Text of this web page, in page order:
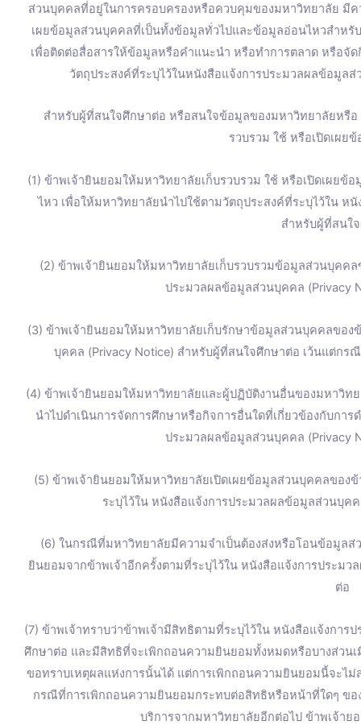
ส่วนบุคคลที่อยู่ในการครอบครองหรือควบคุมของมหาวิทยาลัย มี
เผยข้อมูลส่วนบุคคลที่เป็นทั้งข้อมูลทั่วไปและข้อมูลอ่อนไหวสำห
เพื่อติดต่อสื่อสารให้ข้อมูลหรือคำแนะนำ หรือทำการตลาด หรือจั
วัตถุประสงค์ที่ระบุไว้ในหนังสือแจ้งการประมวลผลข้อมูล
สำหรับผู้ที่สนใจศึกษาต่อ หรือสนใจข้อมูลของมหาวิทยาลัยหรื
รวบรวม ใช้ หรือเปิดเผย
(1) ข้าพเจ้ายินยอมให้มหาวิทยาลัยเก็บรวบรวม ใช้ หรือเปิดเผย
ไหว เพื่อให้มหาวิทยาลัยนำไปใช้ตามวัตถุประสงค์ที่ระบุไว้ใน
สำหรับผู้ที่สนใ
(2) ข้าพเจ้ายินยอมให้มหาวิทยาลัยเก็บรวบรวมข้อมูลส่วนบุคค
ประมวลผลข้อมูลส่วนบุคคล (Privacy
(3) ข้าพเจ้ายินยอมให้มหาวิทยาลัยเก็บรักษาข้อมูลส่วนบุคคลของ
บุคคล (Privacy Notice) สำหรับผู้ที่สนใจศึกษาต่อ เว้นแต่ก
(4) ข้าพเจ้ายินยอมให้มหาวิทยาลัยและผู้ปฏิบัติงานอื่นของมหาวิท
นำไปดำเนินการจัดการศึกษาหรือกิจการอื่นใดที่เกี่ยวข้องกับกา
ประมวลผลข้อมูลส่วนบุคคล (Privacy
(5) ข้าพเจ้ายินยอมให้มหาวิทยาลัยเปิดเผยข้อมูลส่วนบุคคลของ
ระบุไว้ใน หนังสือแจ้งการประมวลผลข้อมูลส่วนบุค
(6) ในกรณีที่มหาวิทยาลัยมีความจำเป็นต้องส่งหรือโอนข้อมูล
ยินยอมจากข้าพเจ้าอีกครั้งตามที่ระบุไว้ใน หนังสือแจ้งการประม
ต่อ
(7) ข้าพเจ้าทราบว่าข้าพเจ้ามีสิทธิตามที่ระบุไว้ใน หนังสือแจ้งกา
ศึกษาต่อ และมีสิทธิที่จะเพิกถอนความยินยอมทั้งหมดหรือบางส่วน
ขอทราบเหตุผลแห่งการนั้นได้ แต่การเพิกถอนความยินยอมนี้จะไ
กรณีที่การเพิกถอนความยินยอมกระทบต่อสิทธิหรือหน้าที่ใดๆ ขอ
บริการจากมหาวิทยาลัยอีกต่อไป ข้าพเจ้า